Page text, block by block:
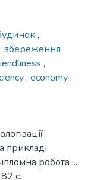
,
, збереження
,
, economy,
прикладі
робота ...
с.